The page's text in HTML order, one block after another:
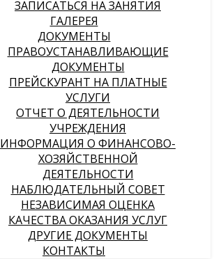
ЗАПИСАТЬСЯ НА ЗАНЯТИЯ
ГАЛЕРЕЯ
ДОКУМЕНТЫ
ПРАВОУСТАНАВЛИВАЮЩИЕ
ДОКУМЕНТЫ
ПРЕЙСКУРАНТ НА ПЛАТНЫЕ
УСЛУГИ
ОТЧЕТ О ДЕЯТЕЛЬНОСТИ
УЧРЕЖДЕНИЯ
ИНФОРМАЦИЯ О ФИНАНСОВО-
ХОЗЯЙСТВЕННОЙ
ДЕЯТЕЛЬНОСТИ
НАБЛЮДАТЕЛЬНЫЙ СОВЕТ
НЕЗАВИСИМАЯ ОЦЕНКА
КАЧЕСТВА ОКАЗАНИЯ УСЛУГ
ДРУГИЕ ДОКУМЕНТЫ
КОНТАКТЫ